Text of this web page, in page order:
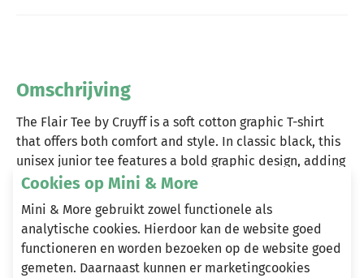
Omschrijving
The Flair Tee by Cruyff is a soft cotton graphic T-shirt
that offers both comfort and style. In classic black, this
unisex junior tee features a bold graphic design, adding
a modern touch to any outfit. With a regular fit, it's
perfect for casual wear, providing a comfortable and
stylish option for everyday activities.
Cookies op Mini & More
Mini & More gebruikt zowel functionele als
analytische cookies. Hierdoor kan de website goed
functioneren en worden bezoeken op de website goed
gemeten. Daarnaast kunnen er marketingcookies